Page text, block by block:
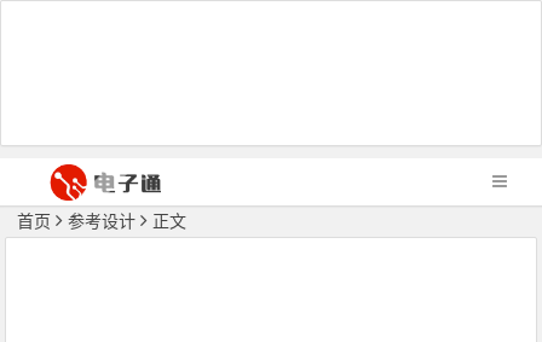
首页 参考设计 正文